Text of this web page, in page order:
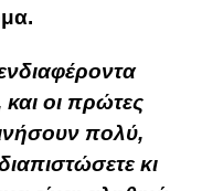
οι πρώτες
πολύ,
κι